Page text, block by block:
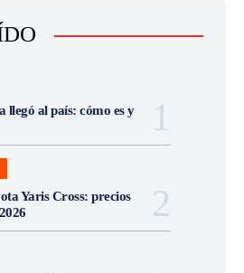
al país: cómo es y
Yaris Cross: precios